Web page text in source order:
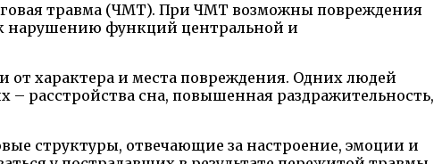
травма (ЧМТ). При ЧМТ возможны повреждения
нарушению функций центральной и
характера и места повреждения. Одних людей
расстройства сна, повышенная раздражительность,
структуры, отвечающие за настроение, эмоции и